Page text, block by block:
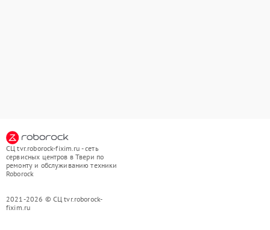
СЦ tvr.roborock-fixim.ru - сеть
сервисных центров в Твери по
ремонту и обслуживанию техники
Roborock
2021-2026 © СЦ tvr.roborock-
fixim.ru